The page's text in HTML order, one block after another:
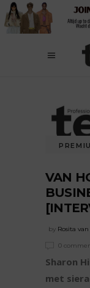
VAN
by Rosita
0
Sharon
met